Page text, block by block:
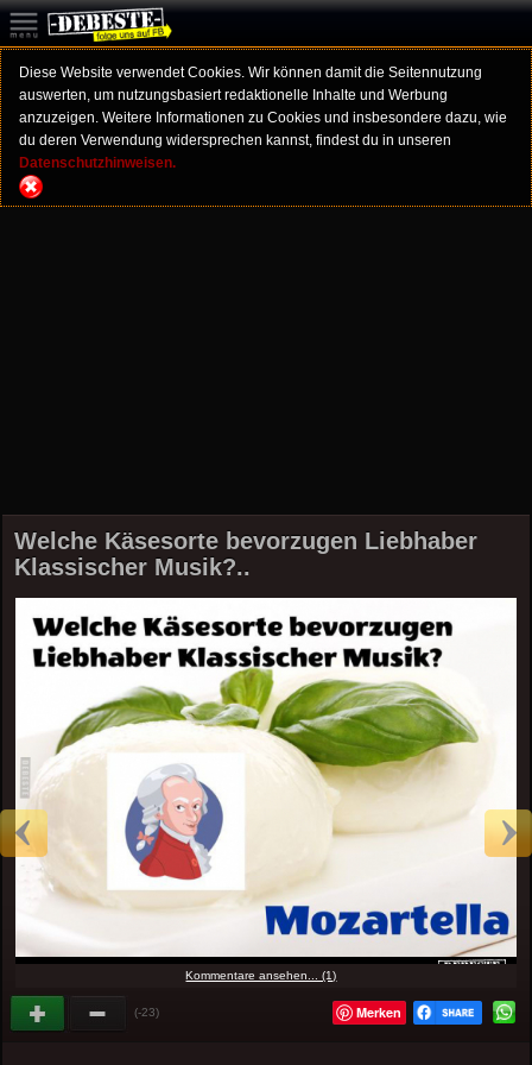
Diese Website verwendet Cookies. Wir können damit die Seitennutzung
auswerten, um nutzungsbasiert redaktionelle Inhalte und Werbung
anzuzeigen. Weitere Informationen zu Cookies und insbesondere dazu, wie
du deren Verwendung widersprechen kannst, findest du in unseren
Datenschutzhinweisen.
Welche Käsesorte bevorzugen Liebhaber
Klassischer Musik?..
Kommentare ansehen... (1)
(-23) Merken